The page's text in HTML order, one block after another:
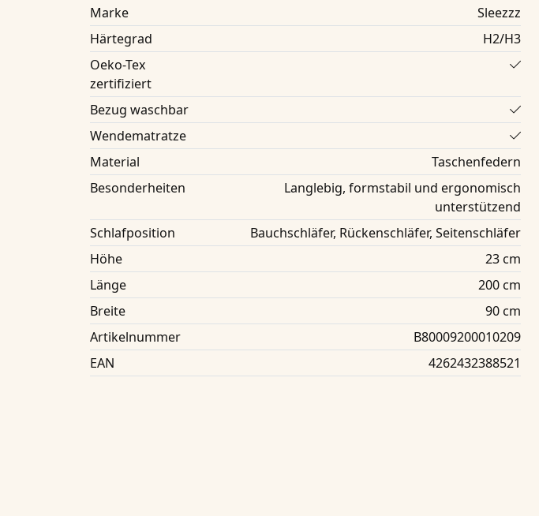
Marke
Sleezzz
Härtegrad
H2/H3
Oeko-Tex
zertifiziert
Bezug waschbar
Wendematratze
Material
Taschenfedern
Besonderheiten
Langlebig, formstabil und ergonomisch
unterstützend
Schlafposition
Bauchschläfer, Rückenschläfer, Seitenschläfer
Höhe
23 cm
Länge
200 cm
Breite
90 cm
Artikelnummer
B80009200010209
EAN
4262432388521